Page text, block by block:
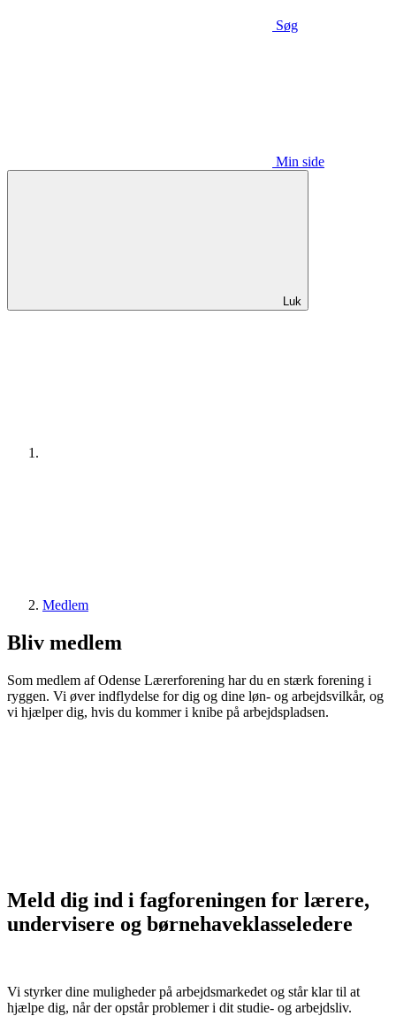
Søg
Min side
Luk
Medlem
Bliv medlem
Som medlem af Odense Lærerforening har du en stærk forening i
ryggen. Vi øver indflydelse for dig og dine løn- og arbejdsvilkår, og
vi hjælper dig, hvis du kommer i knibe på arbejdspladsen.
Meld dig ind i fagforeningen for lærere,
undervisere og børnehaveklasseledere
Vi styrker dine muligheder på arbejdsmarkedet og står klar til at
hjælpe dig, når der opstår problemer i dit studie- og arbejdsliv.